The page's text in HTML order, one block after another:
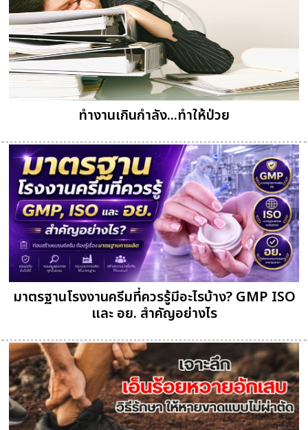
ทำงานเกินกำลัง...ทำให้ป่วย
มาตรฐานโรงงานครีมที่ควรรู้มีอะไรบ้าง? GMP ISO
และ อย. สำคัญอย่างไร